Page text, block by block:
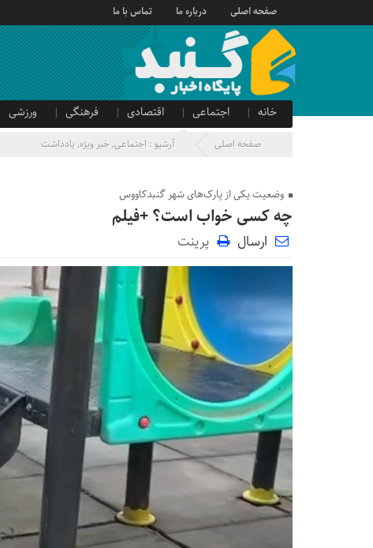
صفحه اصلی درباره ما تماس با ما
خانه اجتماعی اقتصادی فرهنگی ورزشی
صدای شهروند
آگهی دولتی صفحه اصلی آرشیو : اجتماعی,خبر ویژه,یادداشت
وضعیت یکی از پارک‌های شهر گنبدکاووس
چه کسی‌ خواب‌ است؟ +فیلم
ارسال پرینت